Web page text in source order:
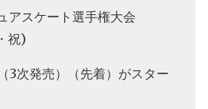
アスケート選手権大会
祝)
3次発売）（先着）がスター